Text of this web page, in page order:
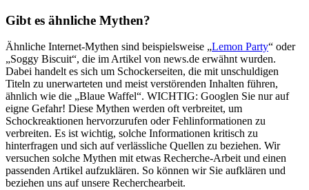
Gibt es ähnliche Mythen?
Ähnliche Internet-Mythen sind beispielsweise „Lemon Party“ oder
„Soggy Biscuit“, die im Artikel von news.de erwähnt wurden.
Dabei handelt es sich um Schockerseiten, die mit unschuldigen
Titeln zu unerwarteten und meist verstörenden Inhalten führen,
ähnlich wie die „Blaue Waffel“. WICHTIG: Googlen Sie nur auf
eigne Gefahr! Diese Mythen werden oft verbreitet, um
Schockreaktionen hervorzurufen oder Fehlinformationen zu
verbreiten. Es ist wichtig, solche Informationen kritisch zu
hinterfragen und sich auf verlässliche Quellen zu beziehen. Wir
versuchen solche Mythen mit etwas Recherche-Arbeit und einen
passenden Artikel aufzuklären. So können wir Sie aufklären und
beziehen uns auf unsere Recherchearbeit.